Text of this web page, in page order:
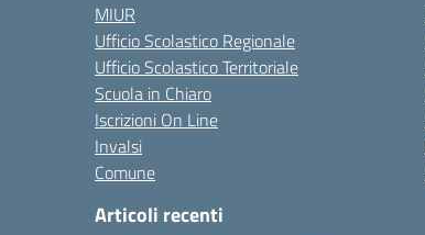
MIUR
Ufficio Scolastico Regionale
Ufficio Scolastico Territoriale
Scuola in Chiaro
Iscrizioni On Line
Invalsi
Comune
Articoli recenti